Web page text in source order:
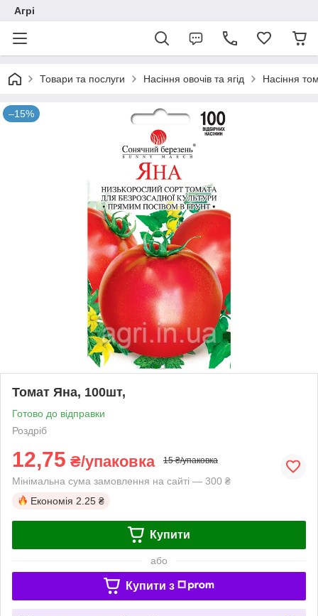
Агрі
Товари та послуги Насіння овочів та ягід Насіння
–15%
Томат Яна, 100шт,
Готово до відправки
Роздріб
12,75 ₴/упаковка 15 ₴/упаковка
Мінімальна сума замовлення на сайті — 300 ₴
Економія 2.25 ₴
Купити
або
Купити з